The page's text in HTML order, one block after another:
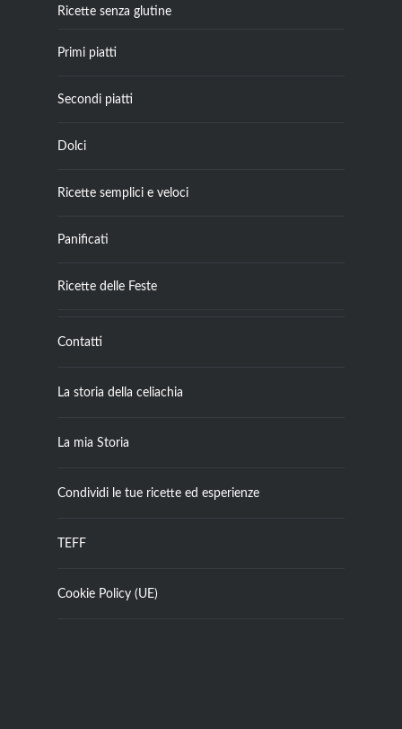
Ricette senza glutine
Primi piatti
Secondi piatti
Dolci
Ricette semplici e veloci
Panificati
Ricette delle Feste
Contatti
La storia della celiachia
La mia Storia
Condividi le tue ricette ed esperienze
TEFF
Cookie Policy (UE)